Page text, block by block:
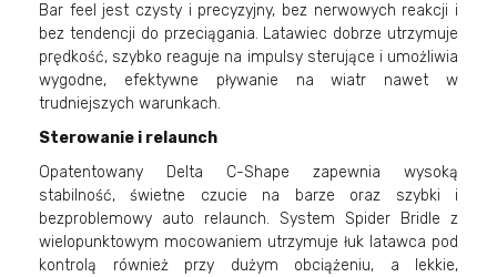
Bar feel jest czysty i precyzyjny, bez nerwowych reakcji i
bez tendencji do przeciągania. Latawiec dobrze utrzymuje
prędkość, szybko reaguje na impulsy sterujące i umożliwia
wygodne, efektywne pływanie na wiatr nawet w
trudniejszych warunkach.
Sterowanie i relaunch
Opatentowany Delta C-Shape zapewnia wysoką
stabilność, świetne czucie na barze oraz szybki i
bezproblemowy auto relaunch. System Spider Bridle z
wielopunktowym mocowaniem utrzymuje łuk latawca pod
kontrolą również przy dużym obciążeniu, a lekkie,